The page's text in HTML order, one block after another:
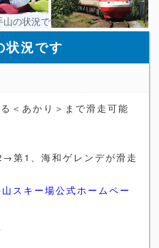
山の状況です
状況です
＜あかり＞まで滑走可能
第1、海和ゲレンデが滑走
スキー場公式ホームペー